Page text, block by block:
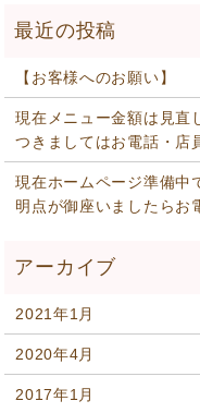
【お客様へのお願い】
現在メニュー金額は見直
つきましてはお電話・店
現在ホームページ準備中
明点が御座いましたらお
2021年1月
2020年4月
2017年1月